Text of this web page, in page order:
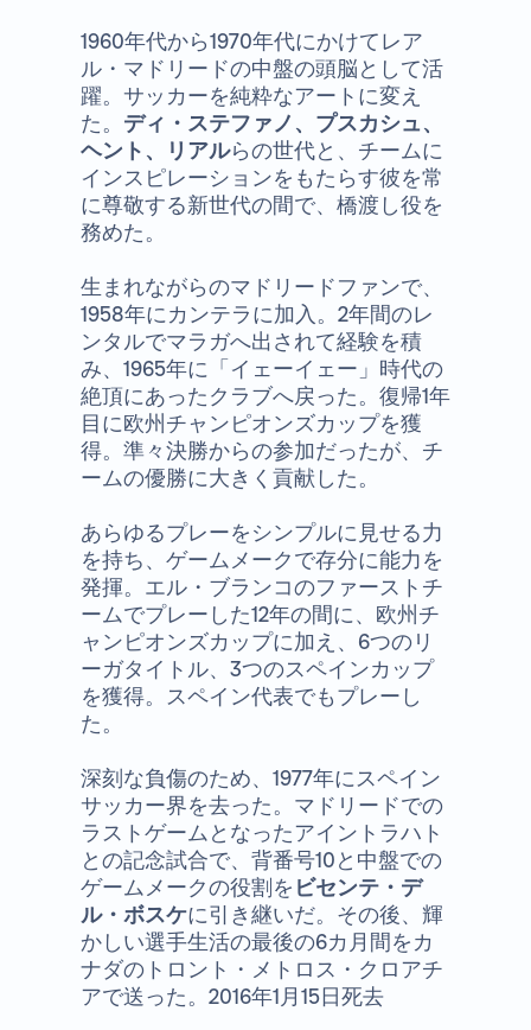
1960年代から1970年代にかけてレア
ル・マドリードの中盤の頭脳として活
躍。サッカーを純粋なアートに変え
た。 ディ・ステファノ、プスカシュ、
ヘント、リアルらの世代と、チームに
インスピレーションをもたらす彼を常
に尊敬する新世代の間で、橋渡し役を
務めた。
生まれながらのマドリードファンで、
1958年にカンテラに加入。2年間のレ
ンタルでマラガへ出されて経験を積
み、1965年に「イェーイェー」時代の
絶頂にあったクラブへ戻った。復帰1年
目に欧州チャンピオンズカップを獲
得。準々決勝からの参加だったが、チ
ームの優勝に大きく貢献した。
あらゆるプレーをシンプルに見せる力
を持ち、ゲームメークで存分に能力を
発揮。エル・ブランコのファーストチ
ームでプレーした12年の間に、欧州チ
ャンピオンズカップに加え、6つのリ
ーガタイトル、3つのスペインカップ
を獲得。スペイン代表でもプレーし
た。
深刻な負傷のため、1977年にスペイン
サッカー界を去った。マドリードでの
ラストゲームとなったアイントラハト
との記念試合で、背番号10と中盤での
ゲームメークの役割を ビセンテ・デ
ル・ボスケに引き継いだ。その後、輝
かしい選手生活の最後の6カ月間をカ
ナダのトロント・メトロス・クロアチ
アで送った。2016年1月15日死去